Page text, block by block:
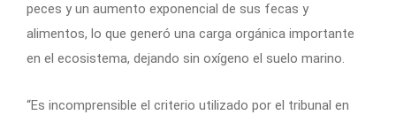
peces y un aumento exponencial de sus fecas y
alimentos, lo que generó una carga orgánica importante
en el ecosistema, dejando sin oxígeno el suelo marino.
“Es incomprensible el criterio utilizado por el tribunal en